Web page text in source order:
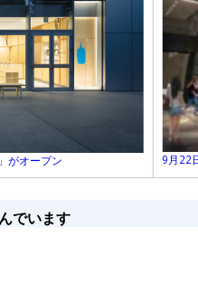
がオープン 9月22
でいます